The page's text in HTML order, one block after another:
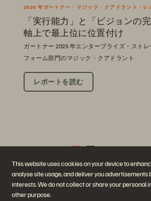
This website uses cookies on your device to
analyse site usage, and deliver you advertisements
interests. We do not collect or share your personal
other purpose.
2025 年ガートナー・マジック・クアドラント・レ
「実行能力」と「ビジョンの
軸上で最上位に位置付け
ガートナー 2025 年エンタープライズ・ストレ
フォーム部門のマジック・クアドラント
レポートを読む
企業情報
採用情報
サステナビリティと社会的
ソ
AI（